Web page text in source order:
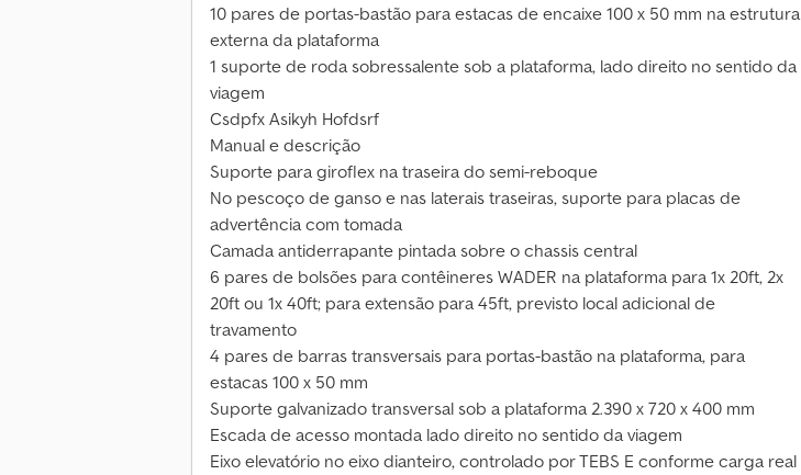
10 pares de portas-bastão para estacas de encaixe 100 x 50 mm na estrutura
externa da plataforma
1 suporte de roda sobressalente sob a plataforma, lado direito no sentido da
viagem
Csdpfx Asikyh Hofdsrf
Manual e descrição
Suporte para giroflex na traseira do semi-reboque
No pescoço de ganso e nas laterais traseiras, suporte para placas de
advertência com tomada
Camada antiderrapante pintada sobre o chassis central
6 pares de bolsões para contêineres WADER na plataforma para 1x 20ft, 2x
20ft ou 1x 40ft; para extensão para 45ft, previsto local adicional de
travamento
4 pares de barras transversais para portas-bastão na plataforma, para
estacas 100 x 50 mm
Suporte galvanizado transversal sob a plataforma 2.390 x 720 x 400 mm
Escada de acesso montada lado direito no sentido da viagem
Eixo elevatório no eixo dianteiro, controlado por TEBS E conforme carga real